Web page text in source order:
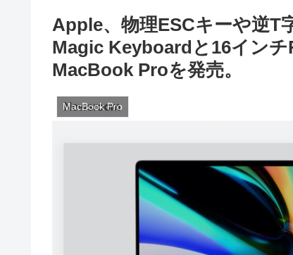
Apple、物理ESCキーや逆T
Magic Keyboardと16イン
MacBook Proを発売。
MacBook Pro